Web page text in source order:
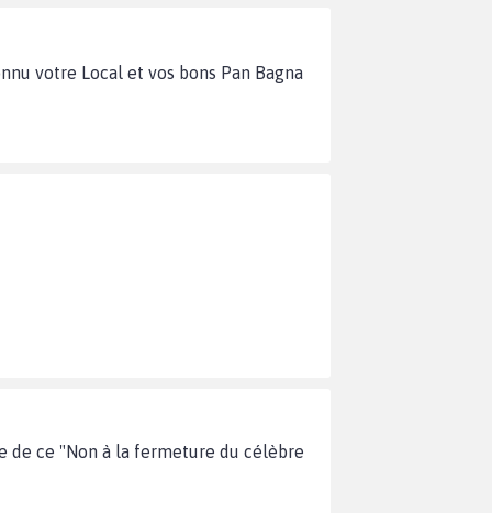
votre Local et vos bons Pan Bagna
de ce "Non à la fermeture du célèbre